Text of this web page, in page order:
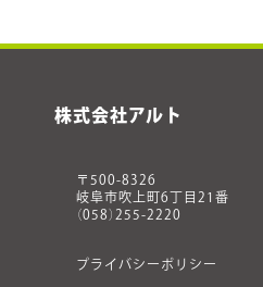
株式会社アルト
〒500-8326
岐阜市吹上町6丁目21番
（058）255-2220
プライバシーポリシー